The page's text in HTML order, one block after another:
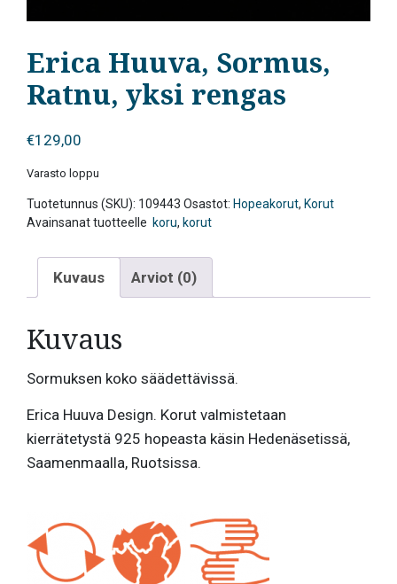
Erica Huuva, Sormus,
Ratnu, yksi rengas
€129,00
Varasto loppu
Tuotetunnus (SKU): 109443 Osastot: Hopeakorut, Korut
Avainsanat tuotteelle koru, korut
Kuvaus Arviot (0)
Kuvaus
Sormuksen koko säädettävissä.
Erica Huuva Design. Korut valmistetaan
kierrätetystä 925 hopeasta käsin Hedenäsetissä,
Saamenmaalla, Ruotsissa.